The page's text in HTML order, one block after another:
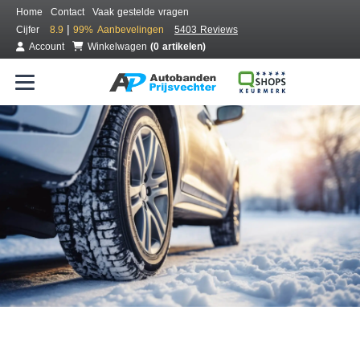
Home Contact
Vaak gestelde vragen
Cijfer
8.9 | 99% Aanbevelingen
5403 Reviews
Account
Winkelwagen (0 artikelen)
Bestel voordelig winterbanden
Gratis bezorgd of montage bij jou in de buurt
Seizoen:
Merken: